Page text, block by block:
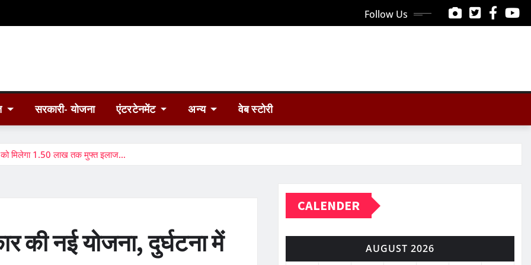
Follow Us
सरकारी- योजना एंटरटेनमेंट अन्य वेब स्टोरी
को मिलेगा 1.50 लाख तक मुफ्त इलाज…
की नई योजना, दुर्घटना में
CALENDER
AUGUST 2026